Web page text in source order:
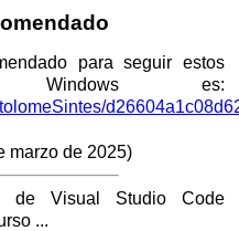
para seguir estos
es:
marzo de 2025)
de Visual Studio Code
...